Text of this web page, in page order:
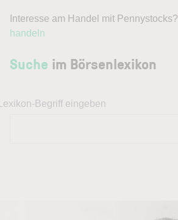
Interesse am Handel mit Pennystocks?
handeln
Suche im Börsenlexikon
Begriff eingeben